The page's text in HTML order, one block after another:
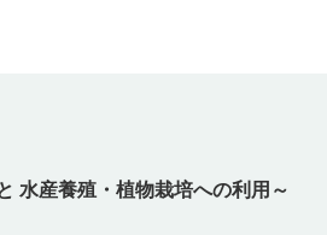
水産養殖・植物栽培への利用～